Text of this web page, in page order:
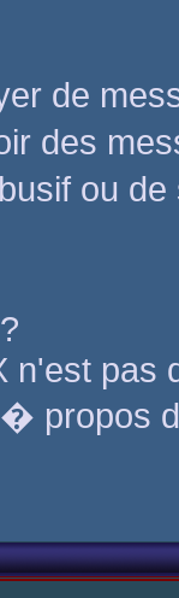
de
des
ou de
n'est pas
� propos